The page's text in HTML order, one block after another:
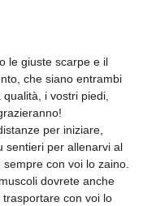
le giuste scarpe e il
che siano entrambi
i vostri piedi,
per iniziare,
sentieri per allenarvi al
con voi lo zaino.
dovrete anche
con voi lo